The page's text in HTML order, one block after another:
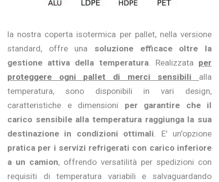
la nostra coperta isotermica per pallet, nella versione
standard, offre una soluzione efficace oltre la
gestione attiva della temperatura. Realizzata per
proteggere ogni pallet di merci sensibili
alla
temperatura, sono disponibili in vari design,
caratteristiche e dimensioni per garantire che il
carico sensibile alla temperatura raggiunga la sua
destinazione in condizioni ottimali. E' un'opzione
pratica per i servizi refrigerati con carico inferiore
a un camion, offrendo versatilità per spedizioni con
requisiti di temperatura variabili e salvaguardando